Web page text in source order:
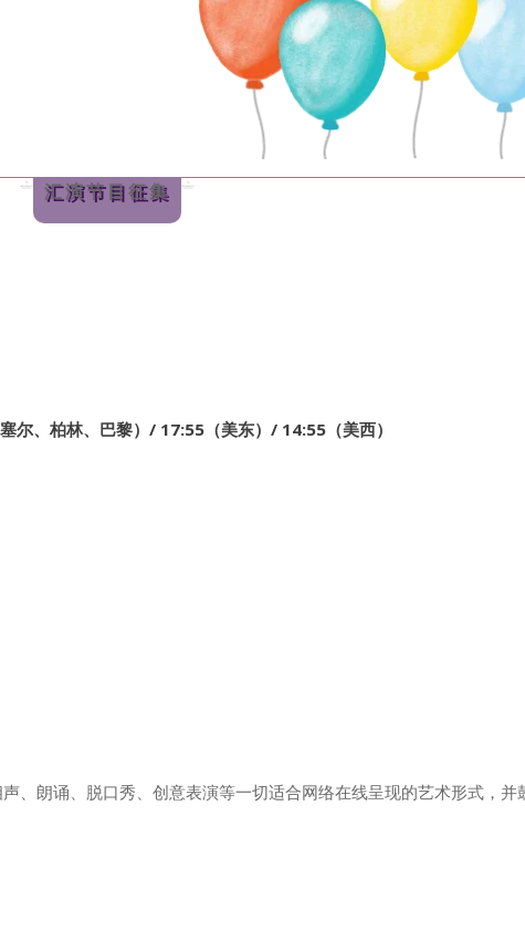
汇演节目征集
尔、 柏林、 巴黎）/ 17:55（美东）/ 14:55（美西）
、朗诵、脱口秀、创意表演等一切适合网络在线呈现的艺术形式，并